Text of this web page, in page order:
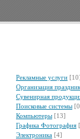
Рекламные услуги
Организация
Сувенирная
Поисковые системы
Компьютеры [13]
Графика Фотография
Электроника [4]